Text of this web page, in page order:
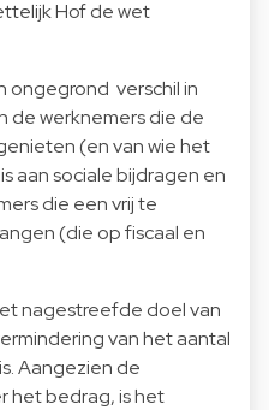
Hof de wet
ongegrond verschil in
de werknemers die de
(en van wie het
aan sociale bijdragen en
die een vrij te
(die op fiscaal en
nagestreefde doel van
van het aantal
Aangezien de
het bedrag, is het